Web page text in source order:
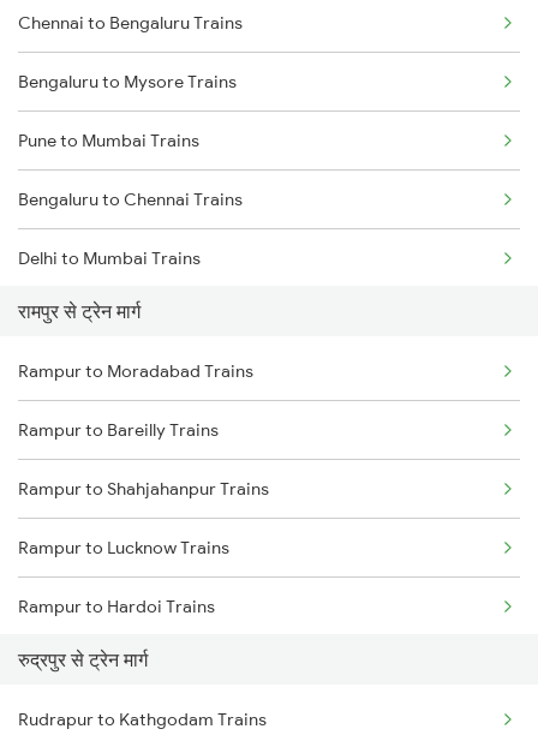
Chennai to Bengaluru Trains
Bengaluru to Mysore Trains
Pune to Mumbai Trains
Bengaluru to Chennai Trains
Delhi to Mumbai Trains
Mumbai to Pune Trains
Delhi to Jammu Trains
Mumbai to Delhi Trains
Mumbai to Goa Trains
Chennai to Coimbatore Trains
रामपुर से ट्रेन मार्ग
Rampur to Moradabad Trains
Rampur to Bareilly Trains
Rampur to Shahjahanpur Trains
Rampur to Lucknow Trains
Rampur to Hardoi Trains
Rampur to Hapur Trains
Rampur to New Delhi Trains
रुद्रपुर से ट्रेन मार्ग
Rudrapur to Kathgodam Trains